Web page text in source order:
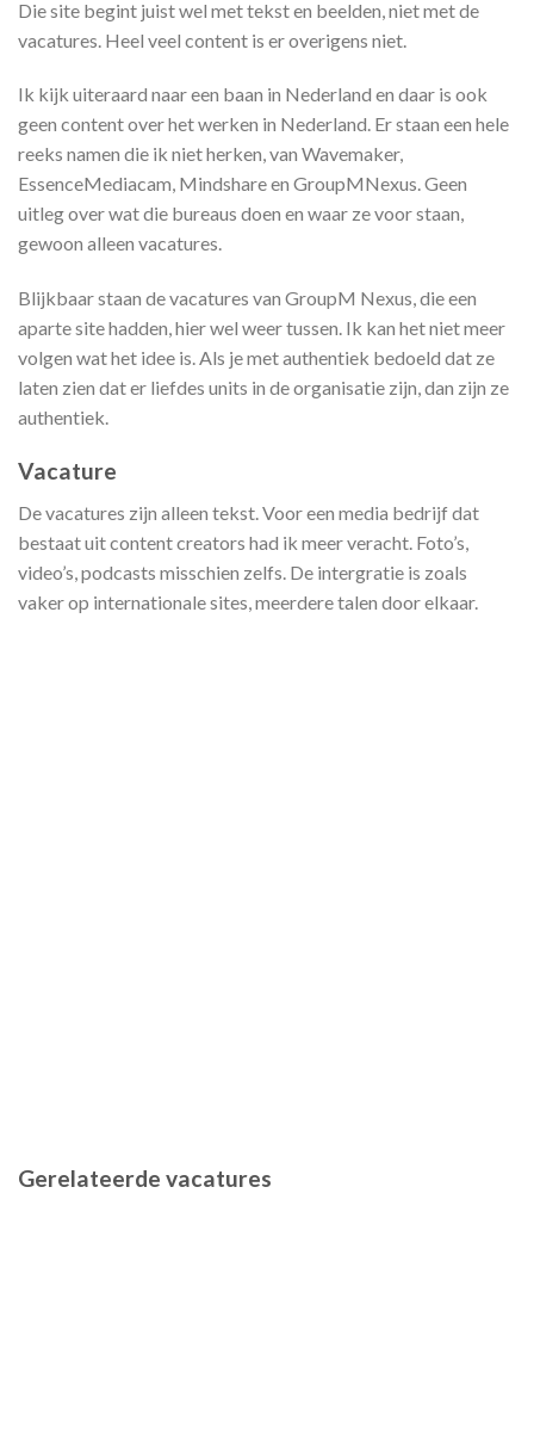
Die site begint juist wel met tekst en beelden, niet met de
vacatures. Heel veel content is er overigens niet.
Ik kijk uiteraard naar een baan in Nederland en daar is ook
geen content over het werken in Nederland. Er staan een hele
reeks namen die ik niet herken, van Wavemaker,
EssenceMediacam, Mindshare en GroupMNexus. Geen
uitleg over wat die bureaus doen en waar ze voor staan,
gewoon alleen vacatures.
Blijkbaar staan de vacatures van GroupM Nexus, die een
aparte site hadden, hier wel weer tussen. Ik kan het niet meer
volgen wat het idee is. Als je met authentiek bedoeld dat ze
laten zien dat er liefdes units in de organisatie zijn, dan zijn ze
authentiek.
Vacature
De vacatures zijn alleen tekst. Voor een media bedrijf dat
bestaat uit content creators had ik meer veracht. Foto’s,
video’s, podcasts misschien zelfs. De intergratie is zoals
vaker op internationale sites, meerdere talen door elkaar.
Gerelateerde vacatures